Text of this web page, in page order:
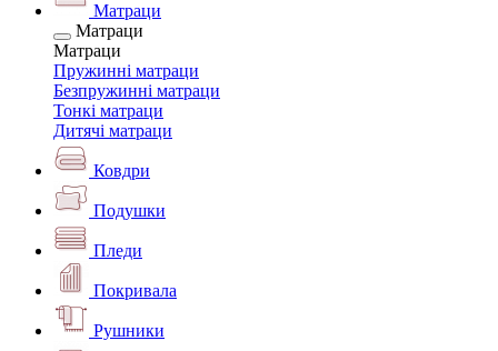
Матраци
Матраци
Матраци
Пружинні матраци
Безпружинні матраци
Тонкі матраци
Дитячі матраци
Ковдри
Подушки
Пледи
Покривала
Рушники